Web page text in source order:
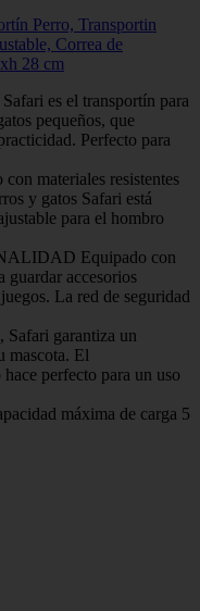
Perro, Transportin
Correa de
28 cm
es el transportín para
pequeños, que
Perfecto para
materiales resistentes
y gatos Safari está
para el hombro
Equipado con
guardar accesorios
La red de seguridad
garantiza un
mascota. El
perfecto para un uso
máxima de carga 5